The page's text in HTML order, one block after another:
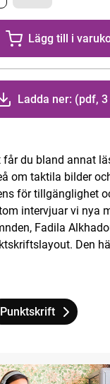
Lägg till iLägg till
Ladda ner: (pdf, 3
får du bland annat
om taktila bilder
för tillgänglighet
intervjuar vi nya
Fadila
Den
Tagg
Punktskrift
tillhör
Vi punktskriftsläsare